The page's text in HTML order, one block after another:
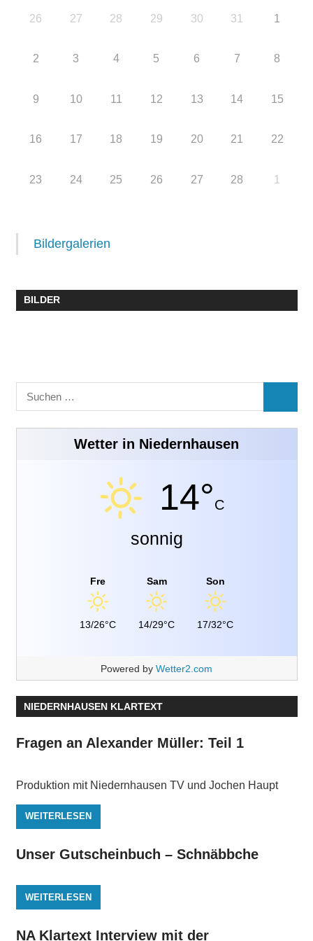
26 27 28 29 30 31 1
2 3 4 5 6 7 8
9 10 11 12 13 14 15
16 17 18 19 20 21 22
23 24 25 26 27 28 1
Bildergalerien
BILDER
Suchen
nach:
Wetter in Niedernhausen
14°C
sonnig
Fre
13/26°C
Sam
14/29°C
Son
17/32°C
Powered by Wetter2.com
NIEDERNHAUSEN KLARTEXT
Fragen an Alexander Müller: Teil 1
Produktion mit Niedernhausen TV und Jochen Haupt
WEITERLESEN
Unser Gutscheinbuch – Schnäbbche
WEITERLESEN
NA Klartext Interview mit der